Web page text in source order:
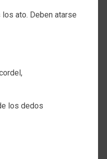
ato. Deben atarse
los dedos